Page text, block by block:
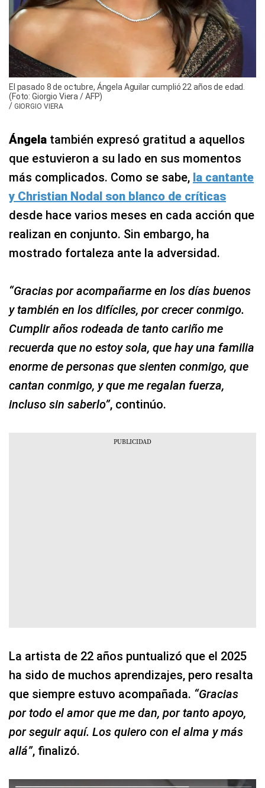
El pasado 8 de octubre, Ángela Aguilar cumplió 22 años de edad.
(Foto: Giorgio Viera / AFP)
/ GIORGIO VIERA
Ángela también expresó gratitud a aquellos
que estuvieron a su lado en sus momentos
más complicados. Como se sabe, la cantante
y Christian Nodal son blanco de críticas
desde hace varios meses en cada acción que
realizan en conjunto. Sin embargo, ha
mostrado fortaleza ante la adversidad.
“Gracias por acompañarme en los días buenos
y también en los difíciles, por crecer conmigo.
Cumplir años rodeada de tanto cariño me
recuerda que no estoy sola, que hay una familia
enorme de personas que sienten conmigo, que
cantan conmigo, y que me regalan fuerza,
incluso sin saberlo”, continúo.
La artista de 22 años puntualizó que el 2025
ha sido de muchos aprendizajes, pero resalta
que siempre estuvo acompañada. “Gracias
por todo el amor que me dan, por tanto apoyo,
por seguir aquí. Los quiero con el alma y más
allá”, finalizó.